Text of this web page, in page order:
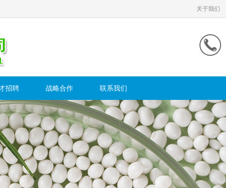
关于我们
招聘 战略合作 联系我们